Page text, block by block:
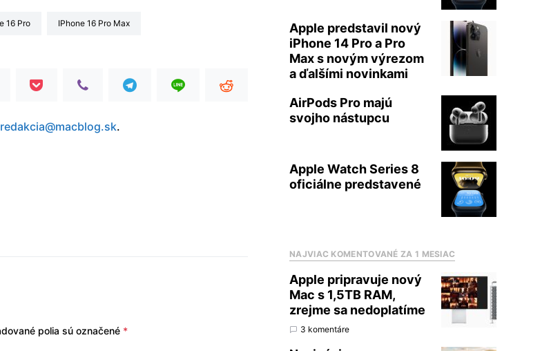
16 Pro iPhone 16 Pro Max
redakcia@macblog.sk.
polia sú označené *
Apple predstavil nový
iPhone 14 Pro a Pro
Max s novým výrezom
a ďalšími novinkami
AirPods Pro majú
svojho nástupcu
Apple Watch Series 8
oficiálne predstavené
NAJVIAC KOMENTOVANÉ ZA 1 MESIAC
Apple pripravuje nový
Mac s 1,5TB RAM,
zrejme sa nedoplatíme
3 komentáre